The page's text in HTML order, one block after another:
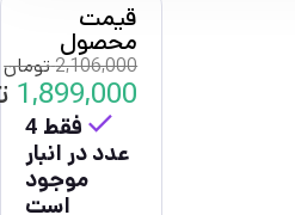
قیمت
محصول
2,106,000تومان
1,899,000
فقط 4
عدد در انبار
موجود
است